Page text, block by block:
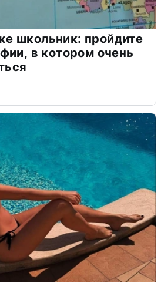
школьник: пройдите
в котором очень